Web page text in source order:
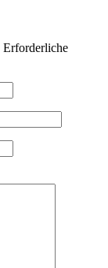
Erforderliche